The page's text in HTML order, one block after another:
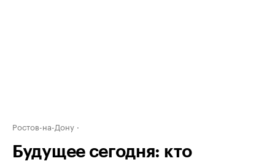
Ростов-на-Дону
Будущее сегодня: кто